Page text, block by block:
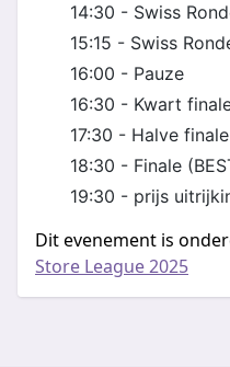
14:30 - Swiss
15:15 - Swiss
16:00 - Pauze
16:30 - Kwart
17:30 - Halve
18:30 - Finale
19:30 - prijs
Dit evenement is
Store League 2025